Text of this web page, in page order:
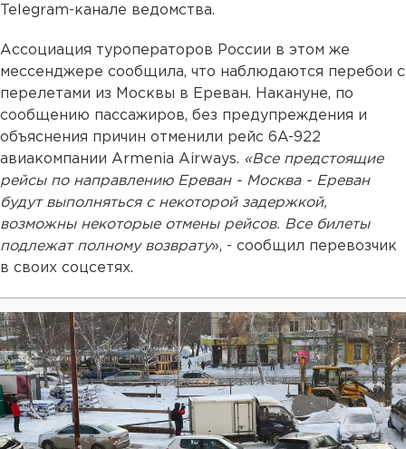
Telegram-канале ведомства.
Ассоциация туроператоров России в этом же
мессенджере сообщила, что наблюдаются перебои с
перелетами из Москвы в Ереван. Накануне, по
сообщению пассажиров, без предупреждения и
объяснения причин отменили рейс 6A-922
авиакомпании Armenia Airways. «Все предстоящие
рейсы по направлению Ереван - Москва - Ереван
будут выполняться с некоторой задержкой,
возможны некоторые отмены рейсов. Все билеты
подлежат полному возврату», - сообщил перевозчик
в своих соцсетях.